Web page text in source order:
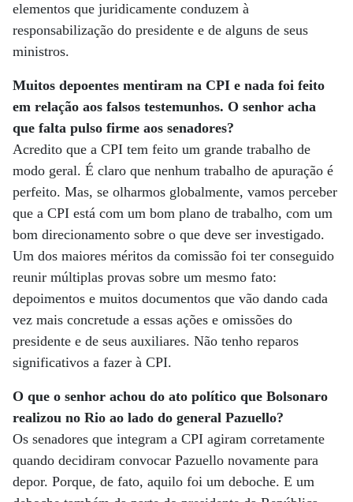
elementos que juridicamente conduzem à
responsabilização do presidente e de alguns de seus
ministros.
Muitos depoentes mentiram na CPI e nada foi feito
em relação aos falsos testemunhos. O senhor acha
que falta pulso firme aos senadores?
Acredito que a CPI tem feito um grande trabalho de
modo geral. É claro que nenhum trabalho de apuração é
perfeito. Mas, se olharmos globalmente, vamos perceber
que a CPI está com um bom plano de trabalho, com um
bom direcionamento sobre o que deve ser investigado.
Um dos maiores méritos da comissão foi ter conseguido
reunir múltiplas provas sobre um mesmo fato:
depoimentos e muitos documentos que vão dando cada
vez mais concretude a essas ações e omissões do
presidente e de seus auxiliares. Não tenho reparos
significativos a fazer à CPI.
O que o senhor achou do ato político que Bolsonaro
realizou no Rio ao lado do general Pazuello?
Os senadores que integram a CPI agiram corretamente
quando decidiram convocar Pazuello novamente para
depor. Porque, de fato, aquilo foi um deboche. E um